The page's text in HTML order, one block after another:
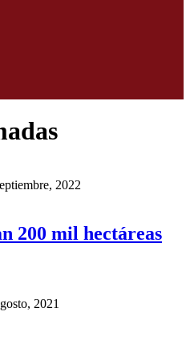
2022
200 mil hectáreas
2021